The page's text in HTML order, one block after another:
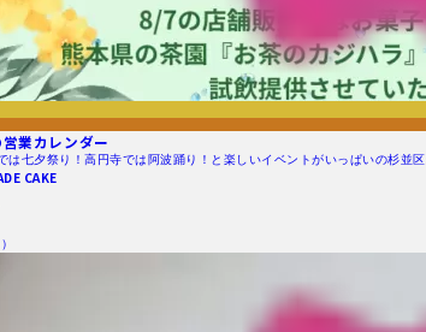
業カレンダー
は七夕祭り！高円寺では阿波踊り！と楽しいイベントがいっぱいの杉並区
CAKE